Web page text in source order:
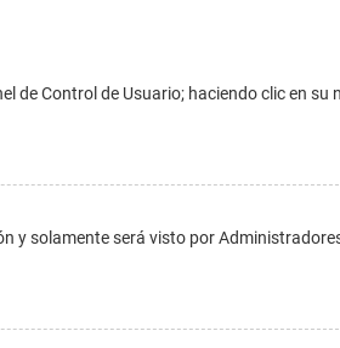
de Control de Usuario; haciendo clic en su
y solamente será visto por